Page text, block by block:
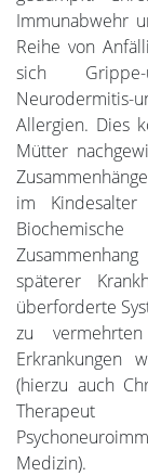
Immunabwehr
Reihe von
sich Grippe-
Allergien. Dies
Mütter
im
späterer
überforderte
zu
Erkrankungen
(hierzu auch
Medizin).